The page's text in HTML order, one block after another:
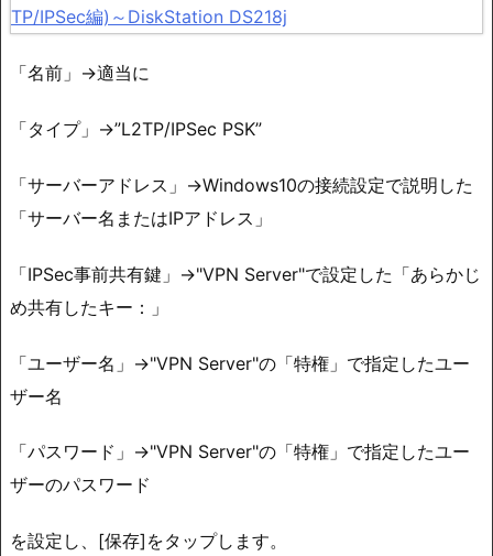
「名前」→適当に
「タイプ」→”L2TP/IPSec PSK”
「サーバーアドレス」→Windows10の接続設定で説明した
「サーバー名またはIPアドレス」
「IPSec事前共有鍵」→"VPN Server"で設定した「あらかじ
め共有したキー：」
「ユーザー名」→"VPN Server"の「特権」で指定したユー
ザー名
「パスワード」→"VPN Server"の「特権」で指定したユー
ザーのパスワード
を設定し、[保存]をタップします。